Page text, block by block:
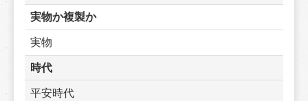
実物か複製か
実物
時代
平安時代